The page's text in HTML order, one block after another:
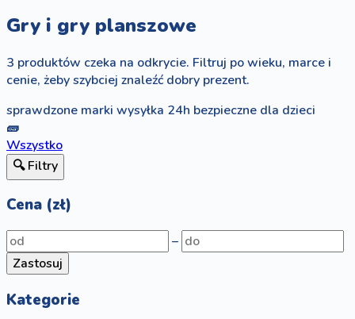
Gry i gry planszowe
3 produktów czeka na odkrycie. Filtruj po wieku, marce i
cenie, żeby szybciej znaleźć dobry prezent.
sprawdzone marki wysyłka 24h bezpieczne dla dzieci
🧱
Wszystko
🔍 Filtry
Cena (zł)
–
Zastosuj
Kategorie